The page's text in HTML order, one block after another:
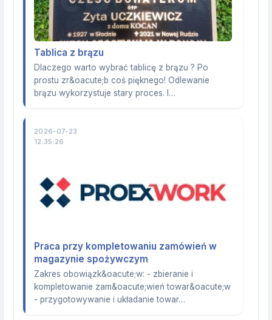
Tablica z brązu
Dlaczego warto wybrać tablicę z brązu ? Po
prostu zr&oacute;b coś pięknego! Odlewanie
brązu wykorzystuje stary proces. I…
2026-07-23
12:35:26
Praca przy kompletowaniu zamówień w
magazynie spożywczym
Zakres obowiązk&oacute;w: - zbieranie i
kompletowanie zam&oacute;wień towar&oacute;w
- przygotowywanie i układanie towar…